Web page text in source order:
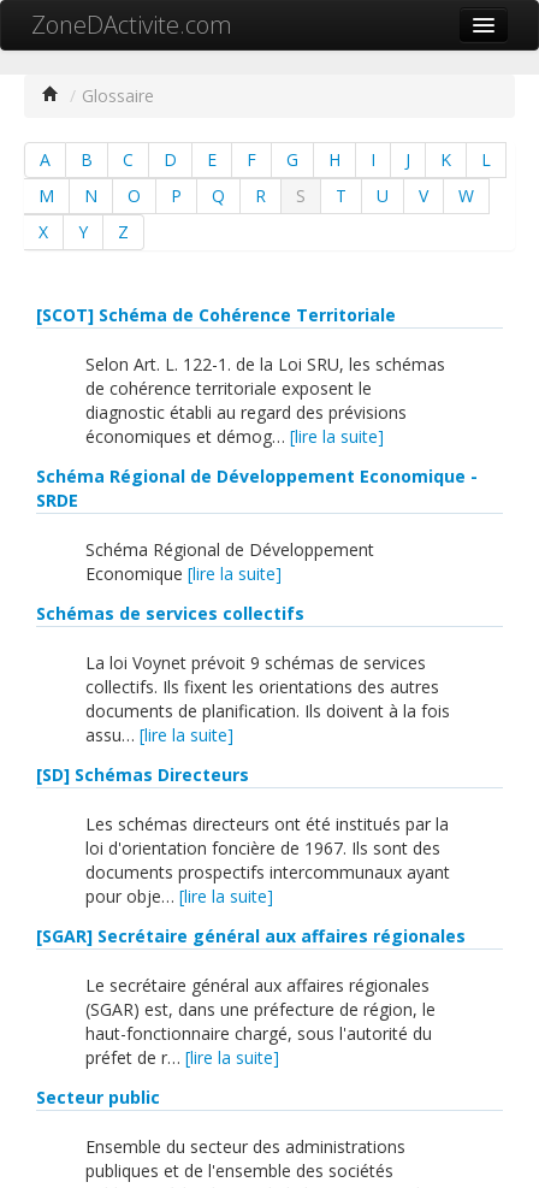
ZoneDActivite.com
Cartographie ZA
Recherche avancée
Contact
Mon ZA.com
中文
English
/ Glossaire
A B C D E F G H I J K
L
M
N O P Q R S T U V
W
X
Y Z
[SCOT] Schéma de Cohérence Territoriale
Selon Art. L. 122-1. de la Loi SRU, les schémas
de cohérence territoriale exposent le
diagnostic établi au regard des prévisions
économiques et démog… [lire la suite]
Schéma Régional de Développement Economique -
SRDE
Schéma Régional de Développement
Economique [lire la suite]
Schémas de services collectifs
La loi Voynet prévoit 9 schémas de services
collectifs. Ils fixent les orientations des autres
documents de planification. Ils doivent à la fois
assu… [lire la suite]
[SD] Schémas Directeurs
Les schémas directeurs ont été institués par la
loi d'orientation foncière de 1967. Ils sont des
documents prospectifs intercommunaux ayant
pour obje… [lire la suite]
[SGAR] Secrétaire général aux affaires régionales
Le secrétaire général aux affaires régionales
(SGAR) est, dans une préfecture de région, le
haut-fonctionnaire chargé, sous l'autorité du
préfet de r… [lire la suite]
Secteur public
Ensemble du secteur des administrations
publiques et de l'ensemble des sociétés